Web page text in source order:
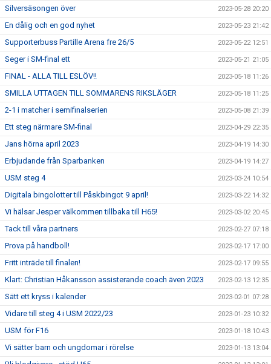
Silversäsongen över 2023-05-28 20:20
En dålig och en god nyhet 2023-05-23 21:42
Supporterbuss Partille Arena fre 26/5 2023-05-22 12:51
Seger i SM-final ett 2023-05-21 21:05
FINAL - ALLA TILL ESLÖV!! 2023-05-18 11:26
SMILLA UTTAGEN TILL SOMMARENS RIKSLÄGER 2023-05-18 11:25
2-1 i matcher i semifinalserien 2023-05-08 21:39
Ett steg närmare SM-final 2023-04-29 22:35
Jans hörna april 2023 2023-04-19 14:30
Erbjudande från Sparbanken 2023-04-19 14:27
USM steg 4 2023-03-24 10:54
Digitala bingolotter till Påskbingot 9 april! 2023-03-22 14:32
Vi hälsar Jesper välkommen tillbaka till H65! 2023-03-02 20:45
Tack till våra partners 2023-02-27 07:18
Prova på handboll! 2023-02-17 17:00
Fritt inträde till finalen! 2023-02-17 09:55
Klart: Christian Håkansson assisterande coach även 2023 2023-02-13 12:35
Sätt ett kryss i kalender 2023-02-01 07:28
Vidare till steg 4 i USM 2022/23 2023-01-23 10:32
USM för F16 2023-01-18 10:43
Vi sätter barn och ungdomar i rörelse 2023-01-13 13:04